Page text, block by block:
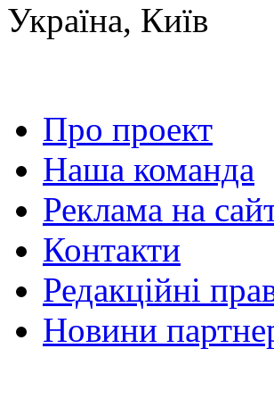
Україна, Київ
Про проект
Наша команда
Реклама на
Контакти
Редакційні
Новини